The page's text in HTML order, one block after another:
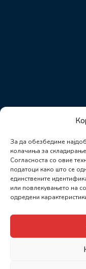
За да обезбедиме
колачиња за
Согласноста со овие
податоци како што се
единствените
или повлекувањето на
одредени